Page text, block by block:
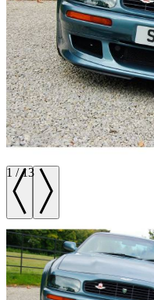
1 /13